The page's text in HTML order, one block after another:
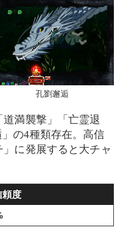
孔劉邂逅
道満襲撃」「亡霊退
の4種類存在。高信
に発展すると大チャ
頼度